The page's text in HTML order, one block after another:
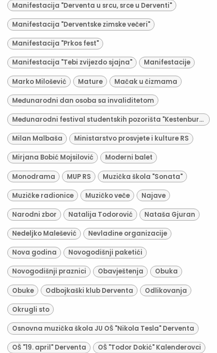
Manifestacija "Derventa u srcu, srce u Derventi"
Manifestacija "Derventske zimske večeri"
Manifestacija "Prkos fest"
Manifestacija "Tebi zvijezdo sjajna" Manifestacije
Marko Milošević Mature Mačak u čizmama
Međunarodni dan osoba sa invaliditetom
Međunarodni festival studentskih pozorišta "Kestenburg"
Milan Malbaša Ministarstvo prosvjete i kulture RS
Mirjana Bobić Mojsilović Moderni balet
Monodrama MUP RS Muzička škola "Sonata"
Muzičke radionice Muzičko veče Najave
Narodni zbor Natalija Todorović Nataša Gjuran
Nedeljko Malešević Nevladine organizacije
Nova godina Novogodišnji paketići
Novogodišnji praznici Obavještenja Obuka
Obuke Odbojkaški klub Derventa Odlikovanja
Okrugli sto
Osnovna muzička škola JU OŠ "Nikola Tesla" Derventa
OŠ "19. april" Derventa OŠ "Todor Dokić" Kalenderovci